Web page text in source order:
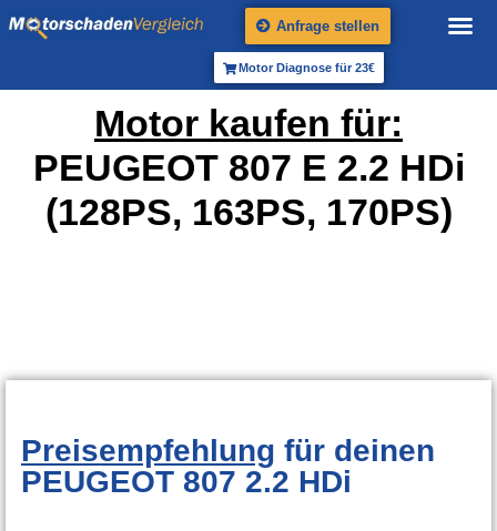
Anfrage stellen
Motor Diagnose für 23€
Motor kaufen für:
PEUGEOT 807 E 2.2 HDi
(128PS, 163PS, 170PS)
Preisempfehlung für deinen
PEUGEOT 807 2.2 HDi